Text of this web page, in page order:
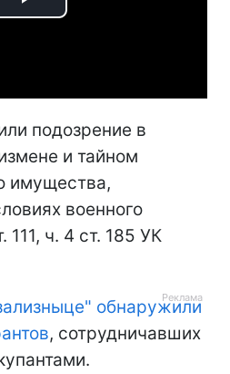
Play
подозрение в
и тайном
имущества,
военного
ч. 4 ст. 185 УК
обнаружили
, сотрудничавших